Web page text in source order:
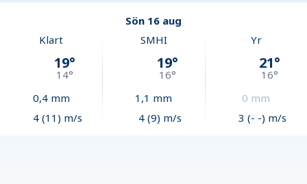
Sön 16 aug
Klart
19°
14°
0,4mm
4 (11) m/s
SMHI
19°
16°
1,1 mm
4 (9) m/s
Yr
21°
16°
0 mm
3 (- -) m/s